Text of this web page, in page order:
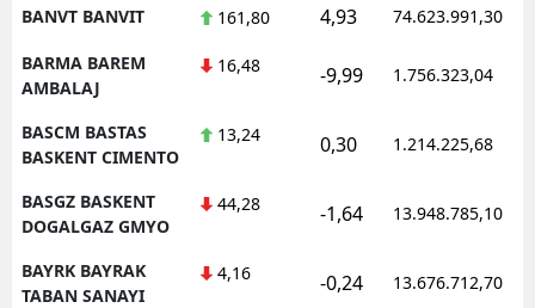
BANVT BANVIT 161,80 4,93 74.623.991,30
BARMA BAREM
AMBALAJ
16,48 -9,99 1.756.323,04
BASCM BASTAS
BASKENT CIMENTO
13,24 0,30 1.214.225,68
BASGZ BASKENT
DOGALGAZ GMYO
44,28 -1,64 13.948.785,10
BAYRK BAYRAK
TABAN SANAYI
4,16 -0,24 13.676.712,70